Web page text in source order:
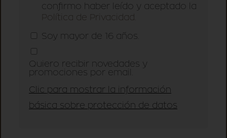
confirmo haber leído y aceptado la
Política de Privacidad.
Soy mayor de 16 años.
Quiero recibir novedades y
promociones por email.
Clic para mostrar la información
básica sobre protección de datos